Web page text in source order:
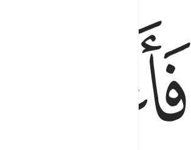
فَأَعْرِضْ عَن مَّن تَوَلَّىٰ عَن ذِكْرِنَا وَلَمْ يُرِدْ
ﱞ